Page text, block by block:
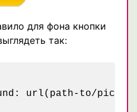
для фона кнопки
так: